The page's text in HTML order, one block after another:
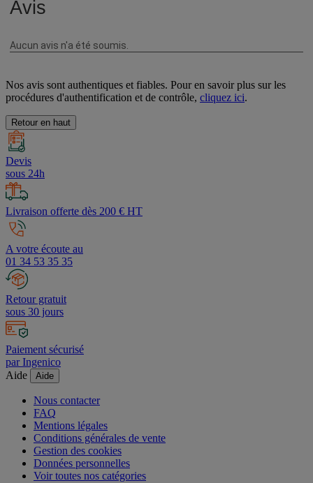
Nos avis sont authentiques et fiables. Pour en savoir plus sur les
procédures d'authentification et de contrôle, cliquez ici.
Retour en haut
Devis
sous 24h
Livraison offerte dès 200 € HT
A votre écoute au
01 34 53 35 35
Retour gratuit
sous 30 jours
Paiement sécurisé
par Ingenico
Aide
Aide
Nous contacter
FAQ
Mentions légales
Conditions générales de vente
Gestion des cookies
Données personnelles
Voir toutes nos catégories